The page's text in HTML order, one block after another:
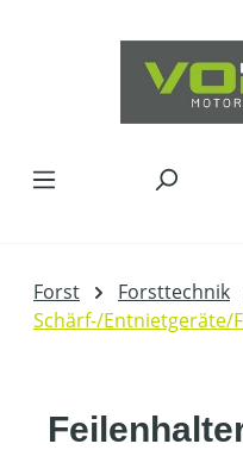
Forst
Forsttechnik
Schärf-/Entnietgeräte/